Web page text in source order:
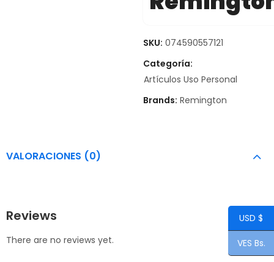
SKU: 074590557121
Categoría:
Artículos Uso Personal
Brands: Remington
VALORACIONES (0)
Reviews
There are no reviews yet.
USD $
VES Bs.